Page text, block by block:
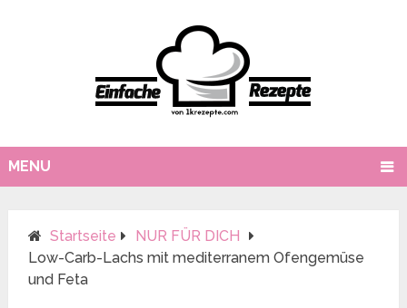
MENU
Startseite
NUR FÜR DICH
Low-Carb-Lachs mit mediterranem Ofengemüse
und Feta